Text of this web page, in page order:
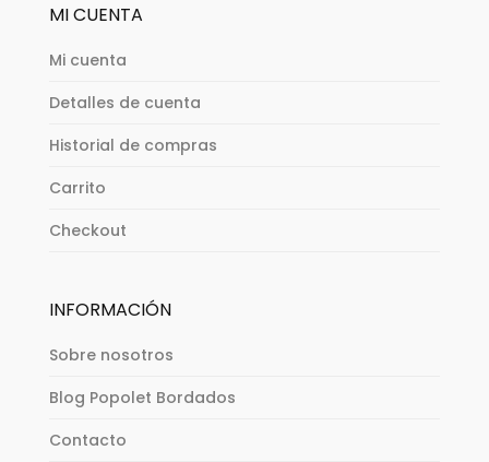
MI CUENTA
Mi cuenta
Detalles de cuenta
Historial de compras
Carrito
Checkout
INFORMACIÓN
Sobre nosotros
Blog Popolet Bordados
Contacto